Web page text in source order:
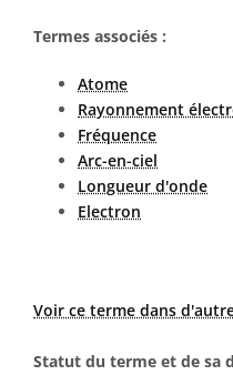
Termes associés :
Atome
Rayonnement
Fréquence
Arc-en-ciel
Longueur d'onde
Electron
Voir ce terme dans
Statut du terme et de sa